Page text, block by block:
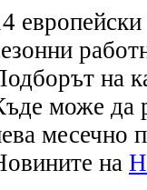
на
може да
месечно
на